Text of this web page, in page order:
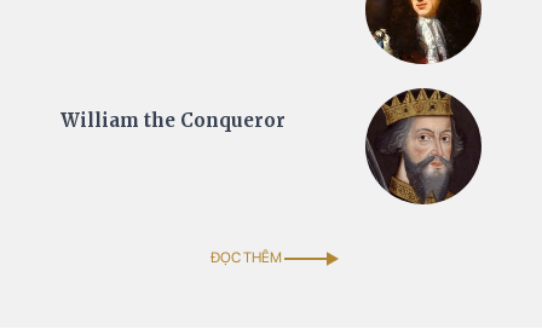
William the Conqueror
ĐỌC THÊM